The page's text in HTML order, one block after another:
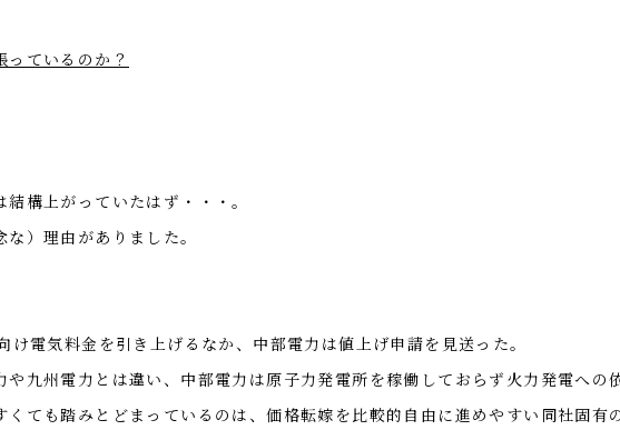
っているのか？
構上がっていたはず・・・。
）理由がありました。
電気料金を引き上げるなか、中部電力は値上げ申請を見送った。
九州電力とは違い、中部電力は原子力発電所を稼働しておらず火力発電への
ても踏みとどまっているのは、価格転嫁を比較的自由に進めやすい同社固有